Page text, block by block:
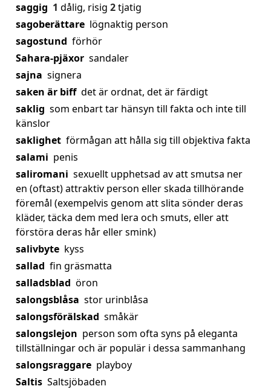
saggig 1 dålig, risig 2tjatig
sagoberättare lögnaktig person
sagostund förhör
Sahara-pjäxor sandaler
sajna signera
saken är biff det är ordnat, det är färdigt
saklig som enbart tar hänsyn till fakta och inte till
känslor
saklighet förmågan att hålla sig till objektiva fakta
salami penis
saliromani sexuellt upphetsad av att smutsa ner
en (oftast) attraktiv person eller skada tillhörande
föremål (exempelvis genom att slita sönder deras
kläder, täcka dem med lera och smuts, eller att
förstöra deras hår eller smink)
salivbyte kyss
sallad fin gräsmatta
salladsblad öron
salongsblåsa stor urinblåsa
salongsförälskad småkär
salongslejon person som ofta syns på eleganta
tillställningar och är populär i dessa sammanhang
salongsraggare playboy
Saltis Saltsjöbaden